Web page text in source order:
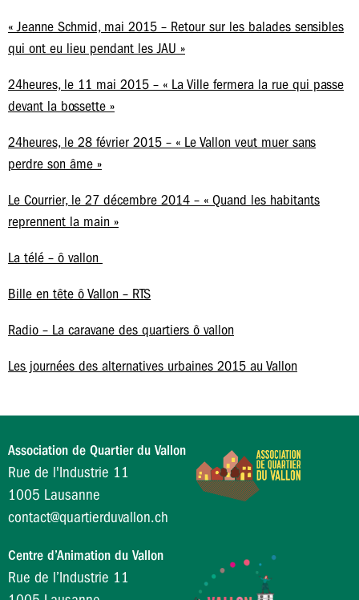
« Jeanne Schmid, mai 2015 – Retour sur les balades sensibles
qui ont eu lieu pendant les JAU »
24heures, le 11 mai 2015 – « La Ville fermera la rue qui passe
devant la bossette »
24heures, le 28 février 2015 – « Le Vallon veut muer sans
perdre son âme »
Le Courrier, le 27 décembre 2014 – « Quand les habitants
reprennent la main »
La télé – ô vallon
Bille en tête ô Vallon – RTS
Radio – La caravane des quartiers ô vallon
Les journées des alternatives urbaines 2015 au Vallon
Association de Quartier du Vallon
Rue de l'Industrie 11
1005 Lausanne
contact@quartierduvallon.ch
Centre d’Animation du Vallon
Rue de l’Industrie 11